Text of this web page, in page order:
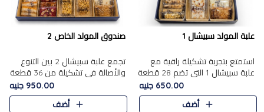
علبة المولد سبيشال 1
استمتع بتجربة تشكيلة راقية مع
علبة سبيشال 1 التي تضم 28 قطعة
من تشكيلة مختارة بعناية من أفخر
حلويات المولد المصرية الأصلية
الشرقية. تحتوي ال..
650.00 جنيه
أضف
صندوق المولد الخاص 2
تجمع علبة سبيشال 2 بين التنوع
والأصالة في تشكيلة من 36 قطعة
تضم أشهر حلويات المولد الشرقية.
تحتوي العلبة على الجزرية بالفول،
والجزرية بالبن..
950.00 جنيه
أضف